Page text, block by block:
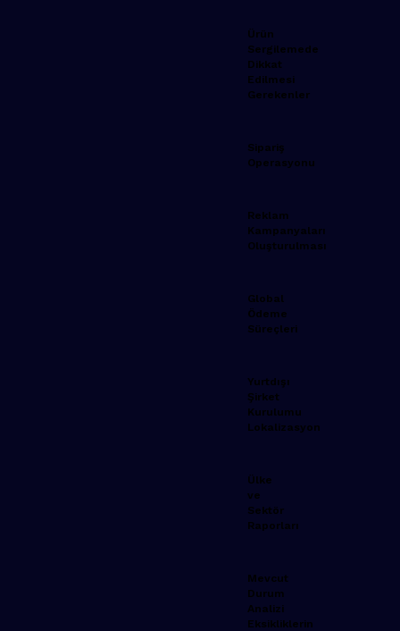
Ürün
Sergilemede
Dikkat
Edilmesi
Gerekenler
Sipariş
Operasyonu
Reklam
Kampanyaları
Oluşturulması
Global
Ödeme
Süreçleri
Yurtdışı
Şirket
Kurulumu
Lokalizasyon
Ülke
ve
Sektör
Raporları
Mevcut
Durum
Analizi
Eksikliklerin